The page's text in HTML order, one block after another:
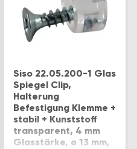
Siso 22.05.200-1 Glas
Spiegel Clip,
Halterung
Befestigung Klemme +
stabil + Kunststoff
transparent, 4 mm
Glasstärke, ø 13 mm,